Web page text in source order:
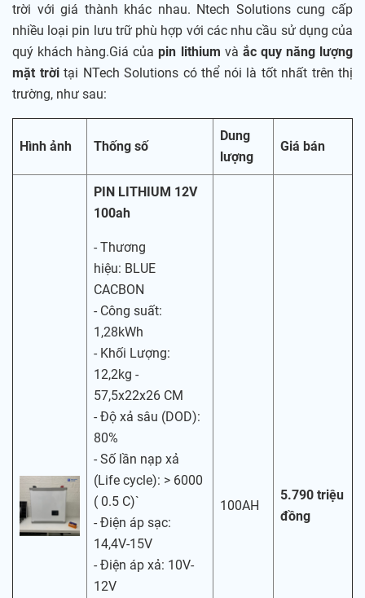
trời với giá thành khác nhau. Ntech Solutions cung cấp
nhiều loại pin lưu trữ phù hợp với các nhu cầu sử dụng của
quý khách hàng.Giá củapin lithium và ắc quy năng lượng
mặt trờitại NTech Solutions có thể nói là tốt nhất trên thị
trường, như sau:
Hình ảnh Thống số
Dung
lượng
Giá bán
PIN LITHIUM 12V
100ah
- Thương
hiệu: BLUE
CACBON
- Công suất:
1,28kWh
- Khối Lượng:
12,2kg -
57,5x22x26 CM
- Độ xả sâu (DOD):
80%
- Số lần nạp xả
(Life cycle): > 6000
( 0.5 C)`
- Điện áp sạc:
14,4V-15V
- Điện áp xả: 10V-
12V
100AH
5.790 triệu
đồng